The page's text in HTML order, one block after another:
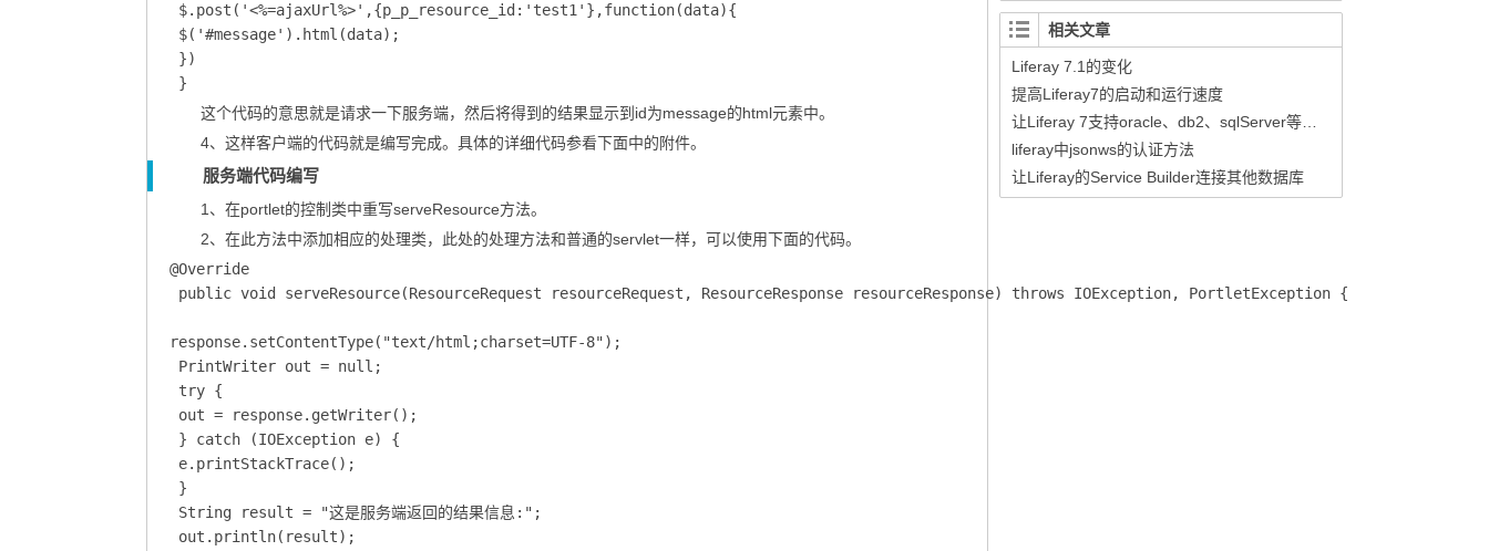
$.post('<%=ajaxUrl%>',{p_p_resource_id:'test1'},function(data){
$('#message').html(data);
})
}
这个代码的意思就是请求一下服务端，然后将得到的结果显示到id为message的html元素中。
4、这样客户端的代码就是编写完成。具体的详细代码参看下面中的附件。
服务端代码编写
1、在portlet的控制类中重写serveResource方法。
2、在此方法中添加相应的处理类，此处的处理方法和普通的servlet一样，可以使用下面的代码。
@Override
public void serveResource(ResourceRequest resourceRequest, ResourceResponse resourceResponse) throws IOException, PortletException {
response.setContentType("text/html;charset=UTF-8");
PrintWriter out = null;
try {
out = response.getWriter();
} catch (IOException e) {
e.printStackTrace();
}
String result = "这是服务端返回的结果信息:";
out.println(result);
相关文章
Liferay 7.1的变化
提高Liferay7的启动和运行速度
liferay中jsonws的认证方法
让Liferay的Service Builder连接其他数据库